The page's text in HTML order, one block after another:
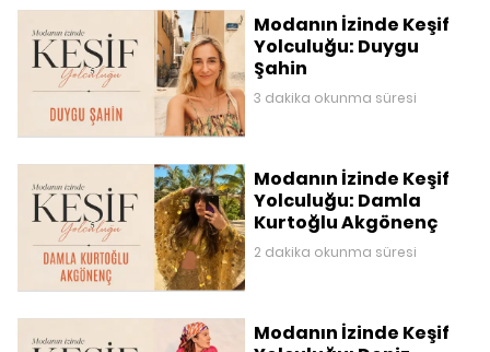
Modanın İzinde Keşif
Yolculuğu: Duygu
Şahin
3 dakika okunma süresi
Modanın İzinde Keşif
Yolculuğu: Damla
Kurtoğlu Akgönenç
2 dakika okunma süresi
Modanın İzinde Keşif